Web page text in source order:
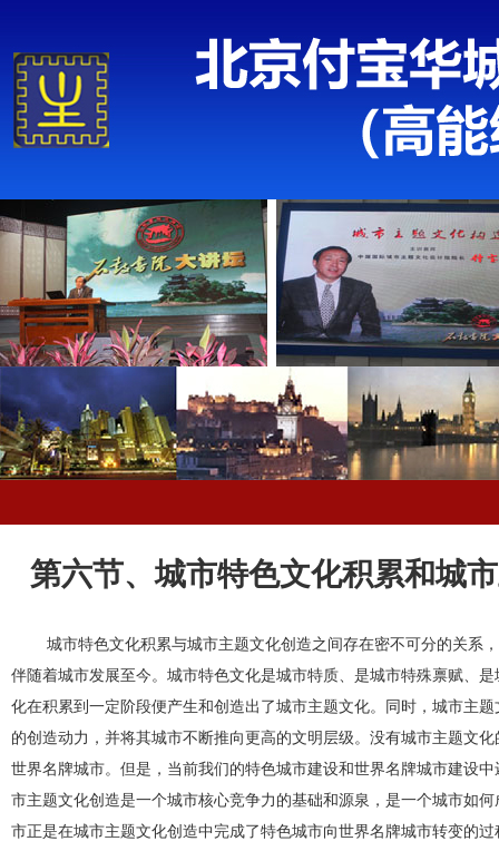
第六节、城市特色文化积累和城
城市特色文化积累与城市主题文化创造之间存在密不可分的关系
伴随着城市发展至今。城市特色文化是城市特质、是城市特殊禀赋、
化在积累到一定阶段便产生和创造出了城市主题文化。同时，城市主
的创造动力，并将其城市不断推向更高的文明层级。没有城市主题文
世界名牌城市。但是，当前我们的特色城市建设和世界名牌城市建设
市主题文化创造是一个城市核心竞争力的基础和源泉，是一个城市如
市正是在城市主题文化创造中完成了特色城市向世界名牌城市转变的